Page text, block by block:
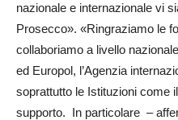
nazionale e internazionale vi
Prosecco». «Ringraziamo le
collaboriamo a livello
ed Europol, l’Agenzia
soprattutto le Istituzioni come
supporto. In particolare –